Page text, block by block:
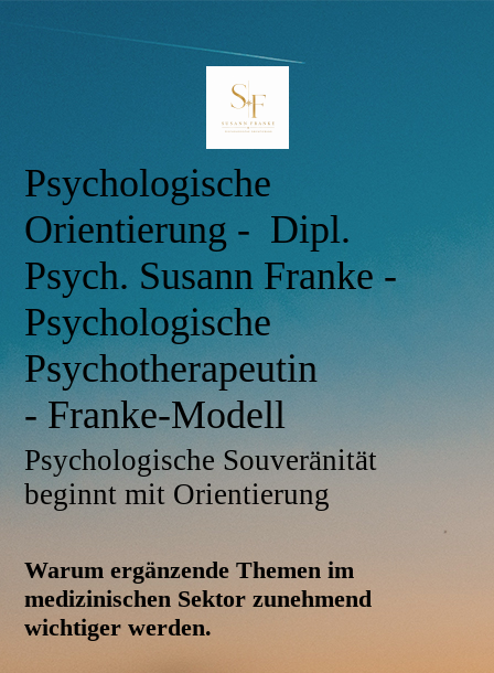
Psychologische
Orientierung - Dipl.
Psych. Susann Franke -
Psychologische
Psychotherapeutin
- Franke-Modell
Psychologische Souveränität
beginnt mit Orientierung
Warum ergänzende Themen im
medizinischen Sektor zunehmend
wichtiger werden.